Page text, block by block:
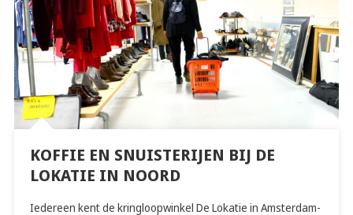
KOFFIE EN SNUISTERIJEN BIJ DE
LOKATIE IN NOORD
Iedereen kent de kringloopwinkel De Lokatie in Amsterdam-